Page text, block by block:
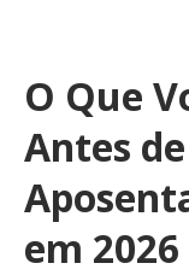
O Que
Antes
em 2026